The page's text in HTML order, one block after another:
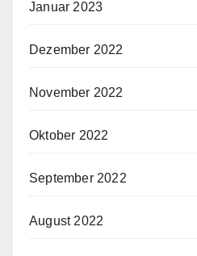
Januar 2023
Dezember 2022
November 2022
Oktober 2022
September 2022
August 2022